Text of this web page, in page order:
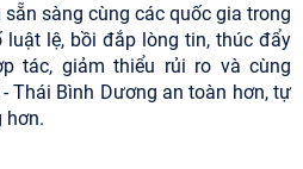
sàng cùng các quốc gia trong
lệ, bồi đắp lòng tin, thúc đẩy
tác, giảm thiểu rủi ro và cùng
Thái Bình Dương an toàn hơn, tự
hơn.